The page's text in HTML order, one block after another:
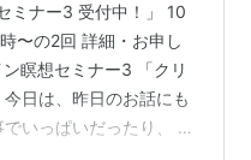
ミナー3 受付中！」 10
〜の2回 詳細・お申し
瞑想セミナー3 「クリ
日は、昨日のお話にも
いっぱいだったり、 落